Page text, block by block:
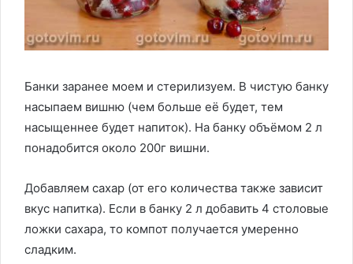
Банки заранее моем и стерилизуем. В чистую банку
насыпаем вишню (чем больше её будет, тем
насыщеннее будет напиток). На банку объёмом 2 л
понадобится около 200г вишни.
Добавляем сахар (от его количества также зависит
вкус напитка). Если в банку 2 л добавить 4 столовые
ложки сахара, то компот получается умеренно
сладким.